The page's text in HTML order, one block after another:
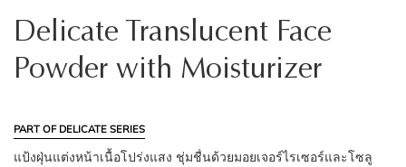
Delicate Translucent Face
Powder with Moisturizer
PART OF DELICATE SERIES
แป้งฝุ่นแต่งหน้าเนื้อโปร่งแสง ชุ่มชื่นด้วยมอยเจอร์ไรเซอร์และโซลู